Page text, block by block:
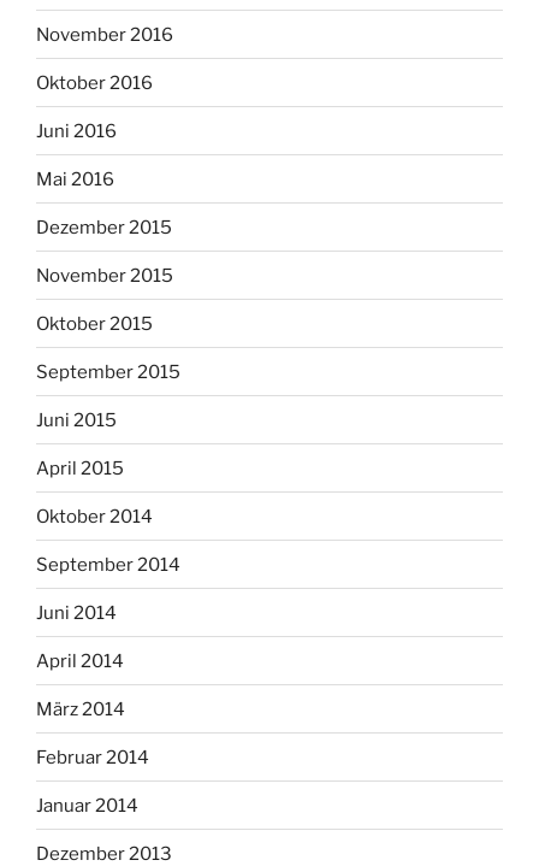
November 2016
Oktober 2016
Juni 2016
Mai 2016
Dezember 2015
November 2015
Oktober 2015
September 2015
Juni 2015
April 2015
Oktober 2014
September 2014
Juni 2014
April 2014
März 2014
Februar 2014
Januar 2014
Dezember 2013